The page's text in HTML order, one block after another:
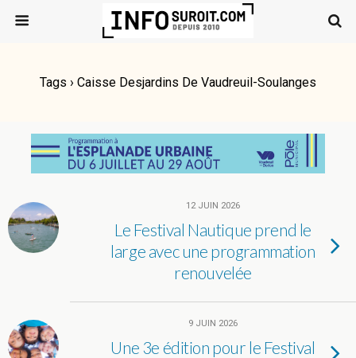
Tags › Caisse Desjardins De Vaudreuil-Soulanges
12 JUIN 2026
Le Festival Nautique prend le
large avec une programmation
renouvelée
9 JUIN 2026
Une 3e édition pour le Festival